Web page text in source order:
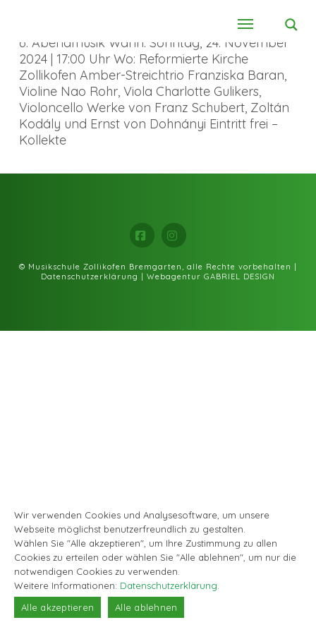
6. Abendmusik Wann: Sonntag, 24. November
2024 | 17:00 Uhr Wo: Reformierte Kirche
Zollikofen Amber-Streichtrio Franziska Baran,
Violine Nao Rohr, Viola Charlotte Gulikers,
Violoncello Werke von Franz Schubert, Zoltán
Kodály und Ernst von Dohnányi Eintritt frei –
Kollekte
© Musikschule Zollikofen Bremgarten, alle Rechte vorbehalten |
Datenschutzerklärung
Webagentur GABRIEL DESIGN
Wir verwenden Cookies und Analysesoftware, um unsere
Webseite möglichst benutzerfreundlich zu gestalten.
Wählen Sie "Alle akzeptieren", um Ihre Zustimmung zu allen
Cookies zu erteilen oder wählen Sie "Alle ablehnen", um nur die
notwendigen Cookies zu verwenden.
Weitere Informationen: Datenschutzerklärung
Alle akzeptieren
Alle ablehnen